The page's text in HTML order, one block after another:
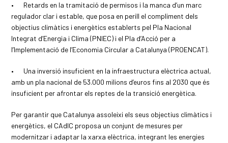
•
Retards en la tramitació de permisos i la manca d’un marc
regulador clar i estable, que posa en perill el compliment dels
objectius climàtics i energètics establerts pel Pla Nacional
Integrat d’Energia i Clima (PNIEC) i el Pla d’Acció per a
l’Implementació de l’Economia Circular a Catalunya (PROENCAT).
•
Una inversió insuficient en la infraestructura elèctrica actual,
amb un pla nacional de 53.000 milions d’euros fins al 2030 que és
insuficient per afrontar els reptes de la transició energètica.
Per garantir que Catalunya assoleixi els seus objectius climàtics i
energètics, el CAdIC proposa un conjunt de mesures per
modernitzar i adaptar la xarxa elèctrica, integrant les energies